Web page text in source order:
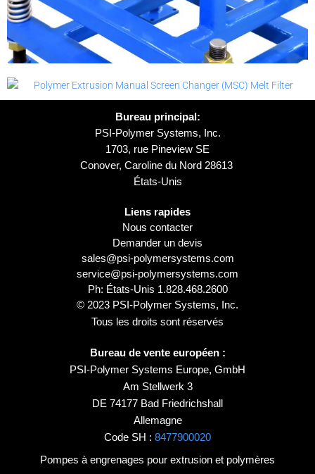
Bureau principal:
PSI-Polymer Systems, Inc.
1703, rue Pineview SE
Conover, Caroline du Nord 28613
États-Unis
Liens rapides
Nous contacter
Demander un devis
sales@psi-polymersystems.com
service@psi-polymersystems.com
Ph: États-Unis 1.828.468.2600
© 2023 PSI-Polymer Systems, Inc.
Tous les droits sont réservés
Bureau de vente européen :
PSI-Polymer Systems Europe, GmbH
Am Stellwerk 3
DE 74177 Bad Friedrichshall
Allemagne
Code SH : 8477900020
Pompes à engrenages pour extrusion et polymères